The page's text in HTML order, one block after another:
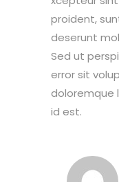
proident,
deserunt
Sed ut
error sit
doloremque
id est.